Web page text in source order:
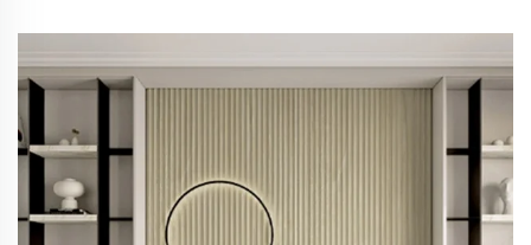
покритие от PVC, фрезовани WPC панели за